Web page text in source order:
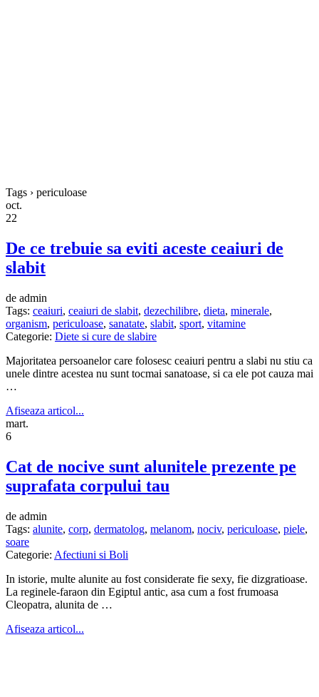
Tags › periculoase
oct.
22
De ce trebuie sa eviti aceste ceaiuri de
slabit
de admin
Tags: ceaiuri, ceaiuri de slabit, dezechilibre, dieta, minerale,
organism, periculoase, sanatate, slabit, sport, vitamine
Categorie: Diete si cure de slabire
Majoritatea persoanelor care folosesc ceaiuri pentru a slabi nu stiu ca
unele dintre acestea nu sunt tocmai sanatoase, si ca ele pot cauza mai
…
Afiseaza articol...
mart.
6
Cat de nocive sunt alunitele prezente pe
suprafata corpului tau
de admin
Tags: alunite, corp, dermatolog, melanom, nociv, periculoase, piele,
soare
Categorie: Afectiuni si Boli
In istorie, multe alunite au fost considerate fie sexy, fie dizgratioase.
La reginele-faraon din Egiptul antic, asa cum a fost frumoasa
Cleopatra, alunita de …
Afiseaza articol...